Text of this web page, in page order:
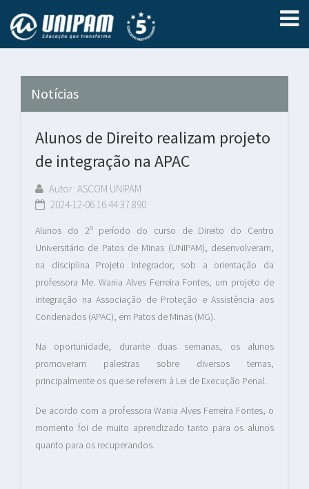
Notícias
Alunos de Direito realizam projeto
de integração na APAC
Autor: ASCOM UNIPAM
2024-12-06 16:44:37.890
Alunos do 2º período do curso de Direito do Centro
Universitário de Patos de Minas (UNIPAM), desenvolveram,
na disciplina Projeto Integrador, sob a orientação da
professora Me. Wania Alves Ferreira Fontes, um projeto de
integração na Associação de Proteção e Assistência aos
Condenados (APAC), em Patos de Minas (MG).
Na oportunidade, durante duas semanas, os alunos
promoveram palestras sobre diversos temas,
principalmente os que se referem à Lei de Execução Penal.
De acordo com a professora Wania Alves Ferreira Fontes, o
momento foi de muito aprendizado tanto para os alunos
quanto para os recuperandos.